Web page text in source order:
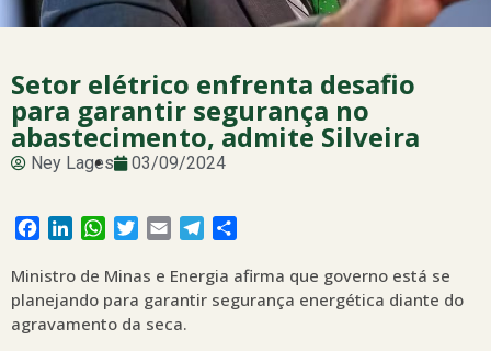
Setor elétrico enfrenta desafio
para garantir segurança no
abastecimento, admite Silveira
Ney Lages 03/09/2024
Facebook
LinkedInWhatsApp
Twitter
Email Telegram
Ministro de Minas e Energia afirma que governo está se
planejando para garantir segurança energética diante do
agravamento da seca.